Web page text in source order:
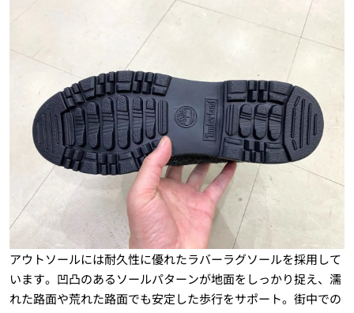
アウトソールには耐久性に優れたラバーラグソールを採用して
います。凹凸のあるソールパターンが地面をしっかり捉え、濡
れた路面や荒れた路面でも安定した歩行をサポート。街中での